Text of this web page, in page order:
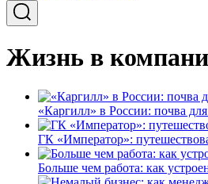
Жизнь в
«Каргилл» в России: почва для
ГК «Император»:
Больше чем работа: как